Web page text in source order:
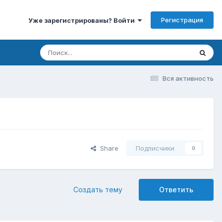
Уже зарегистрированы? Войти Регистрация
Вся активность
Share Подписчики 0
Ответить
Создать тему